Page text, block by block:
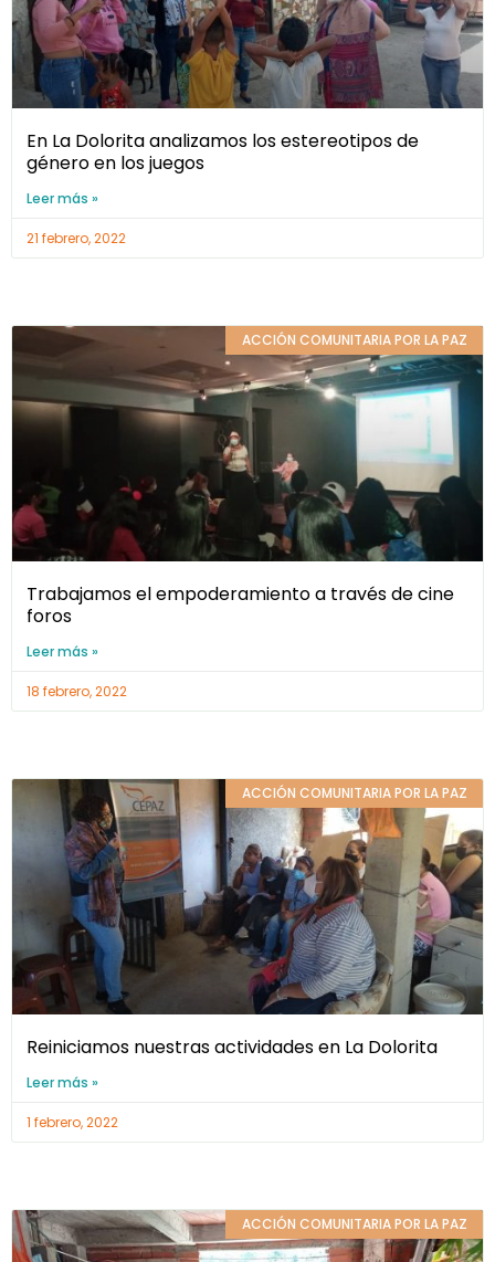
En La Dolorita analizamos los estereotipos de
género en los juegos
Leer más »
21 febrero, 2022
ACCIÓN COMUNITARIA POR LA PAZ
Trabajamos el empoderamiento a través de cine
foros
Leer más »
18 febrero, 2022
ACCIÓN COMUNITARIA POR LA PAZ
Reiniciamos nuestras actividades en La Dolorita
Leer más »
1 febrero, 2022
ACCIÓN COMUNITARIA POR LA PAZ